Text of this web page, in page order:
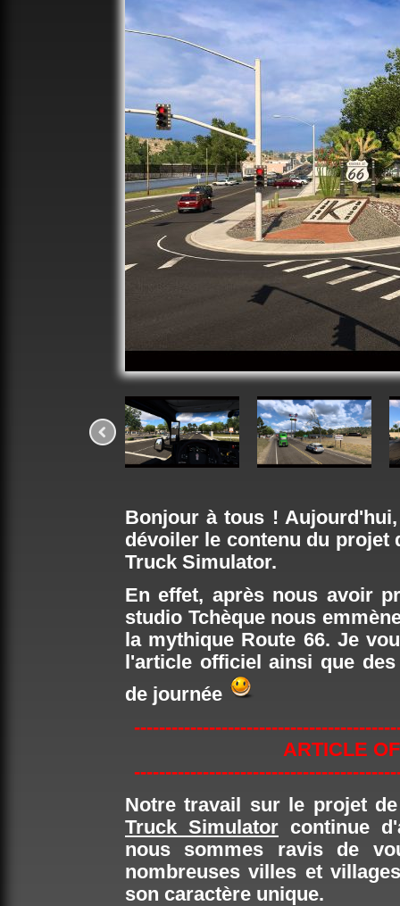
Bonjour à tous !
dévoiler le contenu du projet
Truck Simulator.
En effet, après nous avoir
studio Tchèque nous
la mythique Route 66. Je
l'article officiel ainsi que
de journée
ARTICLE
Notre travail sur le projet
Truck Simulator continue
nous sommes ravis de
nombreuses villes et
son caractère unique.